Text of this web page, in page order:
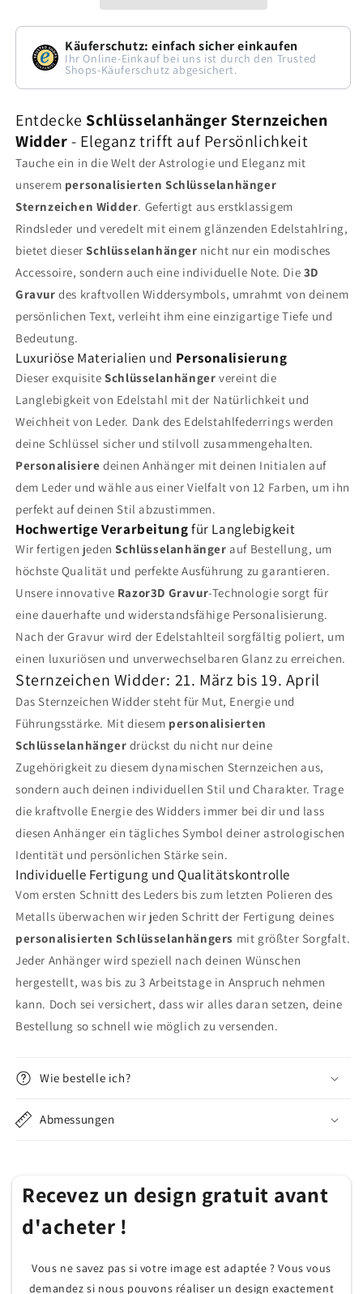
mit
3D
Leder
mit
3D
Leder
Käuferschutz: einfach sicher einkaufen
Ihr Online-Einkauf bei uns ist durch den Trusted
Shops-Käuferschutz abgesichert.
Entdecke Schlüsselanhänger Sternzeichen
Widder- Eleganz trifft auf Persönlichkeit
Tauche ein in die Welt der Astrologie und Eleganz mit
unserem personalisierten Schlüsselanhänger
Sternzeichen Widder. Gefertigt aus erstklassigem
Rindsleder und veredelt mit einem glänzenden Edelstahlring,
bietet dieserSchlüsselanhänger nicht nur ein modisches
Accessoire, sondern auch eine individuelle Note. Die 3D
Gravur des kraftvollen Widdersymbols, umrahmt von deinem
persönlichen Text, verleiht ihm eine einzigartige Tiefe und
Bedeutung.
Luxuriöse Materialien und Personalisierung
Dieser exquisiteSchlüsselanhänger vereint die
Langlebigkeit von Edelstahl mit der Natürlichkeit und
Weichheit von Leder. Dank des Edelstahlfederrings werden
deine Schlüssel sicher und stilvoll zusammengehalten.
Personalisiere deinen Anhänger mit deinen Initialen auf
dem Leder und wähle aus einer Vielfalt von 12 Farben, um ihn
perfekt auf deinen Stil abzustimmen.
Hochwertige Verarbeitungfür Langlebigkeit
Wir fertigen jedenSchlüsselanhänger auf Bestellung, um
höchste Qualität und perfekte Ausführung zu garantieren.
Unsere innovative Razor3D Gravur-Technologie sorgt für
eine dauerhafte und widerstandsfähige Personalisierung.
Nach der Gravur wird der Edelstahlteil sorgfältig poliert, um
einen luxuriösen und unverwechselbaren Glanz zu erreichen.
Sternzeichen Widder: 21. März bis 19. April
Das Sternzeichen Widder steht für Mut, Energie und
Führungsstärke. Mit diesem personalisierten
Schlüsselanhänger drückst du nicht nur deine
Zugehörigkeit zu diesem dynamischen Sternzeichen aus,
sondern auch deinen individuellen Stil und Charakter. Trage
die kraftvolle Energie des Widders immer bei dir und lass
diesen Anhänger ein tägliches Symbol deiner astrologischen
Identität und persönlichen Stärke sein.
Individuelle Fertigung und Qualitätskontrolle
Vom ersten Schnitt des Leders bis zum letzten Polieren des
Metalls überwachen wir jeden Schritt der Fertigung deines
personalisierten Schlüsselanhängers mit größter Sorgfalt.
Jeder Anhänger wird speziell nach deinen Wünschen
hergestellt, was bis zu 3 Arbeitstage in Anspruch nehmen
kann. Doch sei versichert, dass wir alles daran setzen, deine
Bestellung so schnell wie möglich zu versenden.
Wie bestelle ich?
Abmessungen
Recevez un design gratuit avant
d'acheter !
Vous ne savez pas si votre image est adaptée ? Vous vous
demandez si nous pouvons réaliser un design exactement